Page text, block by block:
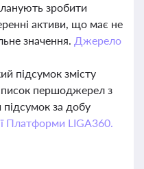
зробити
активи, що має не
значення. Джерело
підсумок змісту
першоджерел з
за добу
Платформи LIGA360.